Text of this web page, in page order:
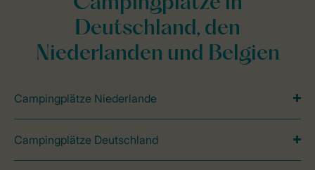
Deutschland, den
Niederlanden und Belgien
Campingplätze Niederlande
Campingplätze Deutschland